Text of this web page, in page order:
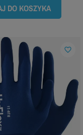
DO KOSZYKA
favorite_border